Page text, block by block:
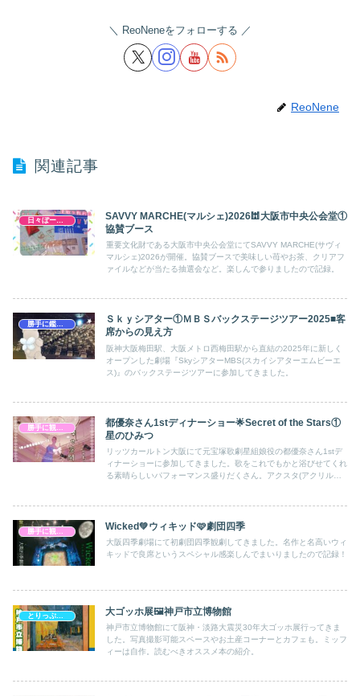
ReoNeneをフォローする
ReoNene
関連記事
SAVVY MARCHE(マルシェ)2026🕍大阪市中央公会堂①
協賛ブース
重要文化財である大阪市中央公会堂にてSAVVY MARCHE(サヴィ
マルシェ)2026が開催。協賛ブースで美味しい苺やお茶、クリアフ
ァイルなどが当たる抽選会など。楽しんで参りましたので記録。
Ｓｋｙシアター①ＭＢＳバックステージツアー2025■客
席からの見え方
阪神大阪梅田駅、大阪メトロ西梅田駅から直結の2025年に新しく
オープンした劇場『SkyシアターMBS(スカイシアターエムビーエ
ス)』のバックステージツアーに参加してきました。
都優奈さん1stディナーショー︎🌟Secret of the Stars①
星のひみつ
リッツカールトン大阪にて元宝塚歌劇星組娘役の都優奈さん1stデ
ィナーショーに参加してきました。歌をこれでもかと浴びせてくれ
る素晴らしいパフォーマンス盛りだくさん。アクスタ(アクリルス
Wicked‪💚ウィキッド🩷劇団四季
大阪四季劇場にて初劇団四季観劇してきました。名作と名高いウィ
キッドで良席というスペシャル感楽しんでまいりましたので記録！
とりっぷっぷぷぷ 大ゴッホ展🖼神戸市立博物館
神戸市立博物館にて阪神・淡路大震災30年大ゴッホ展行ってきま
した。写真撮影可能スペースやお土産コーナーとカフェも。ミッフ
ィーは自作。読むべきオススメ本の紹介。